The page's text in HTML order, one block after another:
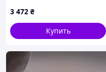
3 472 ₴
Купить